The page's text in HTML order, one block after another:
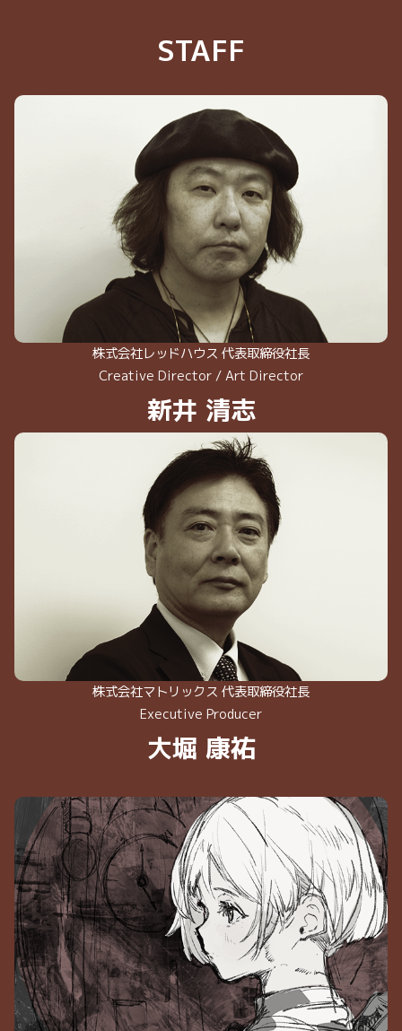
STAFF
株式会社レッドハウス 代表取締役社長
Creative Director / Art Director
新井 清志
株式会社マトリックス 代表取締役社長
Executive Producer
大堀 康祐